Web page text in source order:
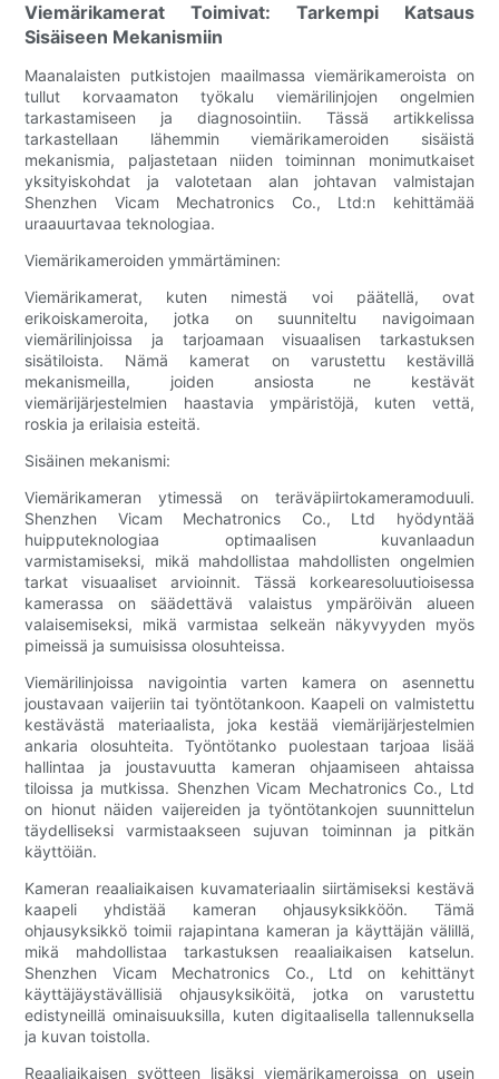
Viemärikamerat Toimivat: Tarkempi Katsaus
Sisäiseen Mekanismiin
Maanalaisten putkistojen maailmassa viemärikameroista on
tullut korvaamaton työkalu viemärilinjojen ongelmien
tarkastamiseen ja diagnosointiin. Tässä artikkelissa
tarkastellaan lähemmin viemärikameroiden sisäistä
mekanismia, paljastetaan niiden toiminnan monimutkaiset
yksityiskohdat ja valotetaan alan johtavan valmistajan
Shenzhen Vicam Mechatronics Co., Ltd:n kehittämää
uraauurtavaa teknologiaa.
Viemärikameroiden ymmärtäminen:
Viemärikamerat, kuten nimestä voi päätellä, ovat
erikoiskameroita, jotka on suunniteltu navigoimaan
viemärilinjoissa ja tarjoamaan visuaalisen tarkastuksen
sisätiloista. Nämä kamerat on varustettu kestävillä
mekanismeilla, joiden ansiosta ne kestävät
viemärijärjestelmien haastavia ympäristöjä, kuten vettä,
roskia ja erilaisia esteitä.
Sisäinen mekanismi:
Viemärikameran ytimessä on teräväpiirtokameramoduuli.
Shenzhen Vicam Mechatronics Co., Ltd hyödyntää
huipputeknologiaa optimaalisen kuvanlaadun
varmistamiseksi, mikä mahdollistaa mahdollisten ongelmien
tarkat visuaaliset arvioinnit. Tässä korkearesoluutioisessa
kamerassa on säädettävä valaistus ympäröivän alueen
valaisemiseksi, mikä varmistaa selkeän näkyvyyden myös
pimeissä ja sumuisissa olosuhteissa.
Viemärilinjoissa navigointia varten kamera on asennettu
joustavaan vaijeriin tai työntötankoon. Kaapeli on valmistettu
kestävästä materiaalista, joka kestää viemärijärjestelmien
ankaria olosuhteita. Työntötanko puolestaan tarjoaa lisää
hallintaa ja joustavuutta kameran ohjaamiseen ahtaissa
tiloissa ja mutkissa. Shenzhen Vicam Mechatronics Co., Ltd
on hionut näiden vaijereiden ja työntötankojen suunnittelun
täydelliseksi varmistaakseen sujuvan toiminnan ja pitkän
käyttöiän.
Kameran reaaliaikaisen kuvamateriaalin siirtämiseksi kestävä
kaapeli yhdistää kameran ohjausyksikköön. Tämä
ohjausyksikkö toimii rajapintana kameran ja käyttäjän välillä,
mikä mahdollistaa tarkastuksen reaaliaikaisen katselun.
Shenzhen Vicam Mechatronics Co., Ltd on kehittänyt
käyttäjäystävällisiä ohjausyksiköitä, jotka on varustettu
edistyneillä ominaisuuksilla, kuten digitaalisella tallennuksella
ja kuvan toistolla.
Reaaliaikaisen syötteen lisäksi viemärikameroissa on usein